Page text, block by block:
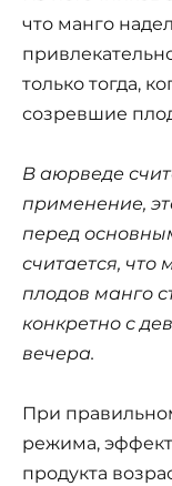
что манго
только тогда,
созревшие
В аюрведе
применение,
перед
считается, что
плодов манго
конкретно с
вечера.
При
режима,
продукта